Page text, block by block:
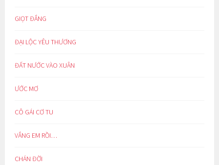
GIỌT ĐẮNG
ĐẠI LỘC YÊU THƯƠNG
ĐẤT NƯỚC VÀO XUÂN
ƯỚC MƠ
CÔ GÁI CƠ TU
VẮNG EM RỒI…
CHÁN ĐỜI